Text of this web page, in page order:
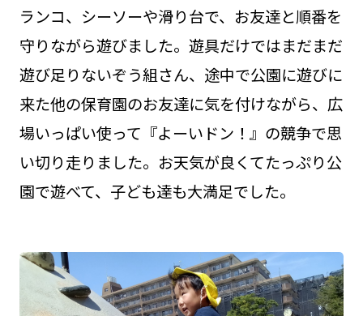
ランコ、シーソーや滑り台で、お友達と順番を
守りながら遊びました。遊具だけではまだまだ
遊び足りないぞう組さん、途中で公園に遊びに
来た他の保育園のお友達に気を付けながら、広
場いっぱい使って『よーいドン！』の競争で思
い切り走りました。お天気が良くてたっぷり公
園で遊べて、子ども達も大満足でした。